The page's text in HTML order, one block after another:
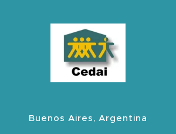
Buenos Aires, Argentina